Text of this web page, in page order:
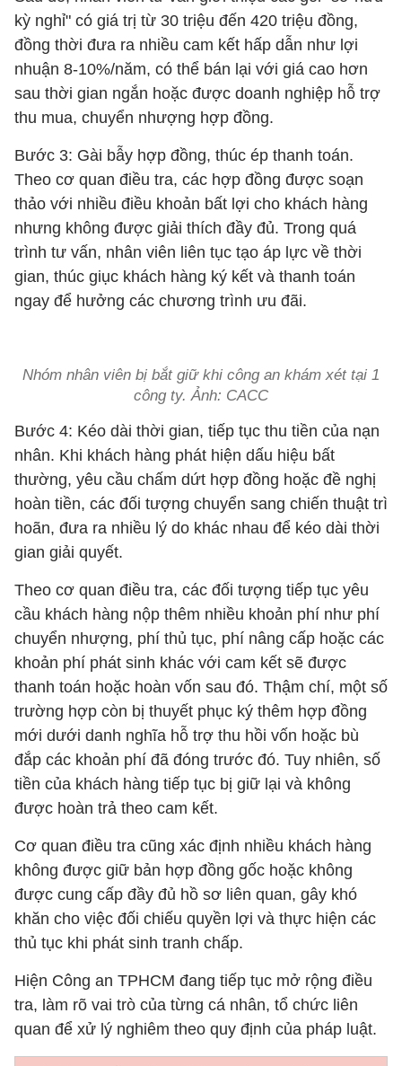
kỳ nghỉ" có giá trị từ 30 triệu đến 420 triệu đồng,
đồng thời đưa ra nhiều cam kết hấp dẫn như lợi
nhuận 8-10%/năm, có thể bán lại với giá cao hơn
sau thời gian ngắn hoặc được doanh nghiệp hỗ trợ
thu mua, chuyển nhượng hợp đồng.
Bước 3: Gài bẫy hợp đồng, thúc ép thanh toán.
Theo cơ quan điều tra, các hợp đồng được soạn
thảo với nhiều điều khoản bất lợi cho khách hàng
nhưng không được giải thích đầy đủ. Trong quá
trình tư vấn, nhân viên liên tục tạo áp lực về thời
gian, thúc giục khách hàng ký kết và thanh toán
ngay để hưởng các chương trình ưu đãi.
Nhóm nhân viên bị bắt giữ khi công an khám xét tại 1
công ty. Ảnh: CACC
Bước 4: Kéo dài thời gian, tiếp tục thu tiền của nạn
nhân. Khi khách hàng phát hiện dấu hiệu bất
thường, yêu cầu chấm dứt hợp đồng hoặc đề nghị
hoàn tiền, các đối tượng chuyển sang chiến thuật trì
hoãn, đưa ra nhiều lý do khác nhau để kéo dài thời
gian giải quyết.
Theo cơ quan điều tra, các đối tượng tiếp tục yêu
cầu khách hàng nộp thêm nhiều khoản phí như phí
chuyển nhượng, phí thủ tục, phí nâng cấp hoặc các
khoản phí phát sinh khác với cam kết sẽ được
thanh toán hoặc hoàn vốn sau đó. Thậm chí, một số
trường hợp còn bị thuyết phục ký thêm hợp đồng
mới dưới danh nghĩa hỗ trợ thu hồi vốn hoặc bù
đắp các khoản phí đã đóng trước đó. Tuy nhiên, số
tiền của khách hàng tiếp tục bị giữ lại và không
được hoàn trả theo cam kết.
Cơ quan điều tra cũng xác định nhiều khách hàng
không được giữ bản hợp đồng gốc hoặc không
được cung cấp đầy đủ hồ sơ liên quan, gây khó
khăn cho việc đối chiếu quyền lợi và thực hiện các
thủ tục khi phát sinh tranh chấp.
Hiện Công an TPHCM đang tiếp tục mở rộng điều
tra, làm rõ vai trò của từng cá nhân, tổ chức liên
quan để xử lý nghiêm theo quy định của pháp luật.